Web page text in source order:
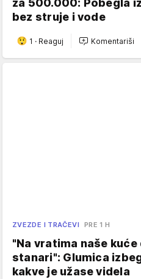
za 500.000: Pobegla
bez struje i vode
1 · Reaguj Komentariši
ZVEZDE I TRAČEVI PRE 1 H
"Na vratima naše
stanari": Glumica
kakve je užase videla